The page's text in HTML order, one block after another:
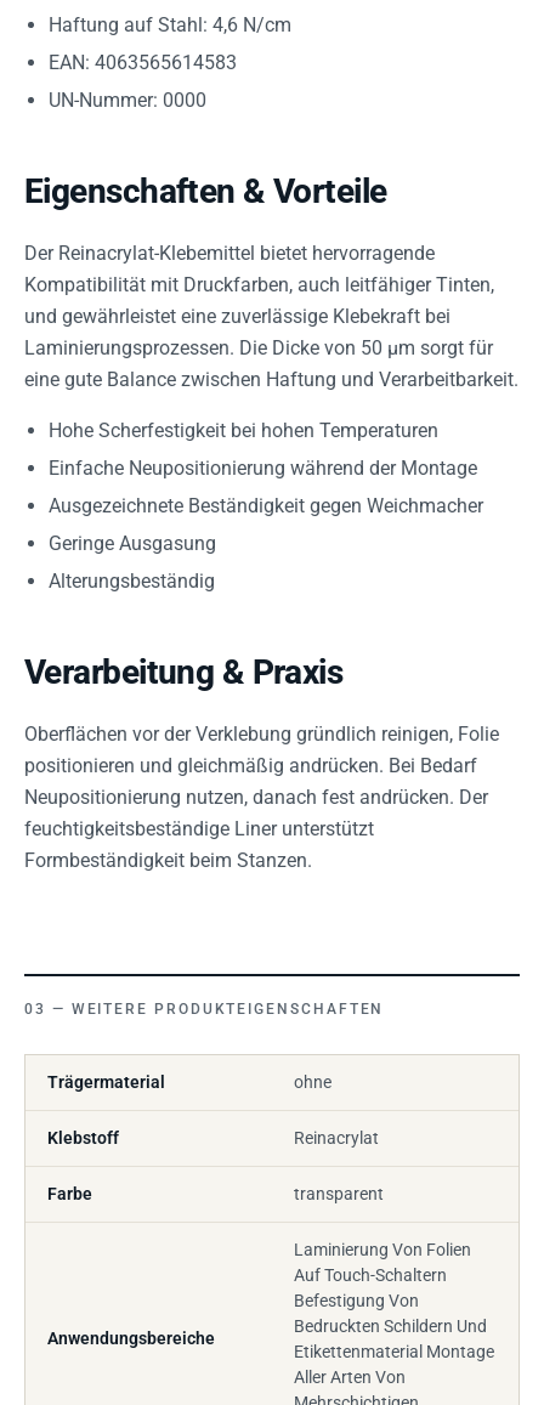
Haftung auf Stahl: 4,6 N/cm
EAN: 4063565614583
UN-Nummer: 0000
Eigenschaften & Vorteile
Der Reinacrylat-Klebemittel bietet hervorragende
Kompatibilität mit Druckfarben, auch leitfähiger Tinten,
und gewährleistet eine zuverlässige Klebekraft bei
Laminierungsprozessen. Die Dicke von 50 µm sorgt für
eine gute Balance zwischen Haftung und Verarbeitbarkeit.
Hohe Scherfestigkeit bei hohen Temperaturen
Einfache Neupositionierung während der Montage
Ausgezeichnete Beständigkeit gegen Weichmacher
Geringe Ausgasung
Alterungsbeständig
Verarbeitung & Praxis
Oberflächen vor der Verklebung gründlich reinigen, Folie
positionieren und gleichmäßig andrücken. Bei Bedarf
Neupositionierung nutzen, danach fest andrücken. Der
feuchtigkeitsbeständige Liner unterstützt
Formbeständigkeit beim Stanzen.
WEITERE PRODUKTEIGENSCHAFTEN
Trägermaterial ohne
Klebstoff Reinacrylat
Farbe transparent
Anwendungsbereiche
Laminierung Von Folien
Auf Touch-Schaltern
Befestigung Von
Bedruckten Schildern Und
Etikettenmaterial Montage
Aller Arten Von